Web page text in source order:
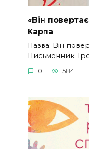
«Він
Карпа
Назва: Він
Письменник:
0 584